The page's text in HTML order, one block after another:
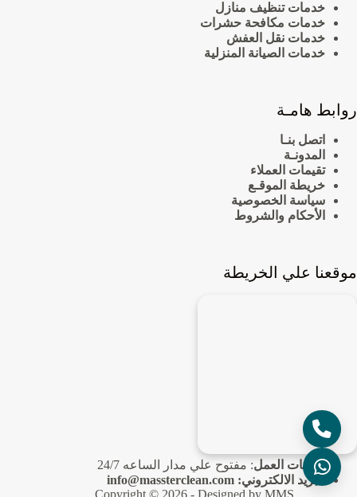
خدمات تنظيف منازل
خدمات مكافحة حشرات
خدمات نقل العفش
خدمات الصيانة المنزلية
روابط هامـة
اتصل بنـا
المدونـة
تقيمات العملاء
خريطة الموقـع
سياسة الخصوصية
الأحكام والشروط
موقعنا علي الخريطة
ساعات العمل: مفتوح علي مدار الساعه 24/7
البريد الالكتروني: info@massterclean.com